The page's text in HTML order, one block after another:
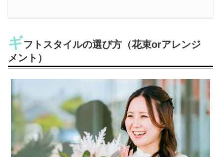
ギフトスタイルの選び方（花束orアレンジ
メント）